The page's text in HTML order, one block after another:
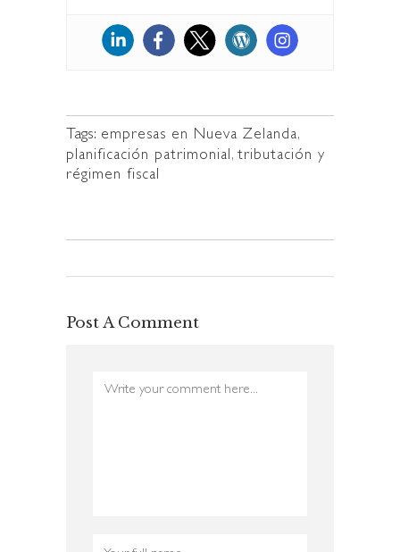
Tags: empresas en Nueva Zelanda,
planificación patrimonial, tributación y
régimen fiscal
Post A Comment